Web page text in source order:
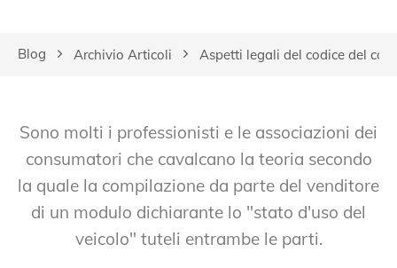
Blog Archivio Articoli Aspetti legali del codice del
Sono molti i professionisti e le associazioni dei
consumatori che cavalcano la teoria secondo
la quale la compilazione da parte del venditore
di un modulo dichiarante lo "stato d'uso del
veicolo" tuteli entrambe le parti.